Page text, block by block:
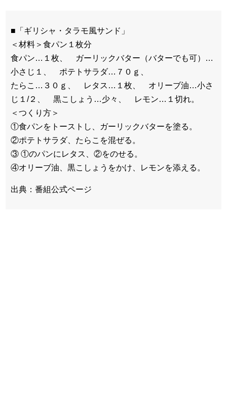
■「ギリシャ・タラモ風サンド」
＜材料＞食パン１枚分
食パン…１枚、 ガーリックバター（バターでも可）…
小さじ１、 ポテトサラダ…７０ｇ、
たらこ…３０ｇ、 レタス…１枚、 オリーブ油…小さ
じ１/２、 黒こしょう…少々、 レモン…１切れ。
＜つくり方＞
①食パンをトーストし、ガーリックバターを塗る。
②ポテトサラダ、たらこを混ぜる。
③ ①のパンにレタス、②をのせる。
④オリーブ油、黒こしょうをかけ、レモンを添える。
出典：番組公式ページ